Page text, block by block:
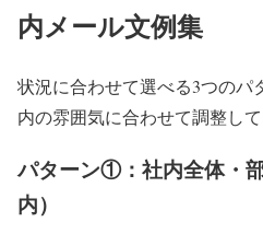
内メール文例集
状況に合わせて選べる3つのパ
内の雰囲気に合わせて調整して
パターン①：社内全体・
内）